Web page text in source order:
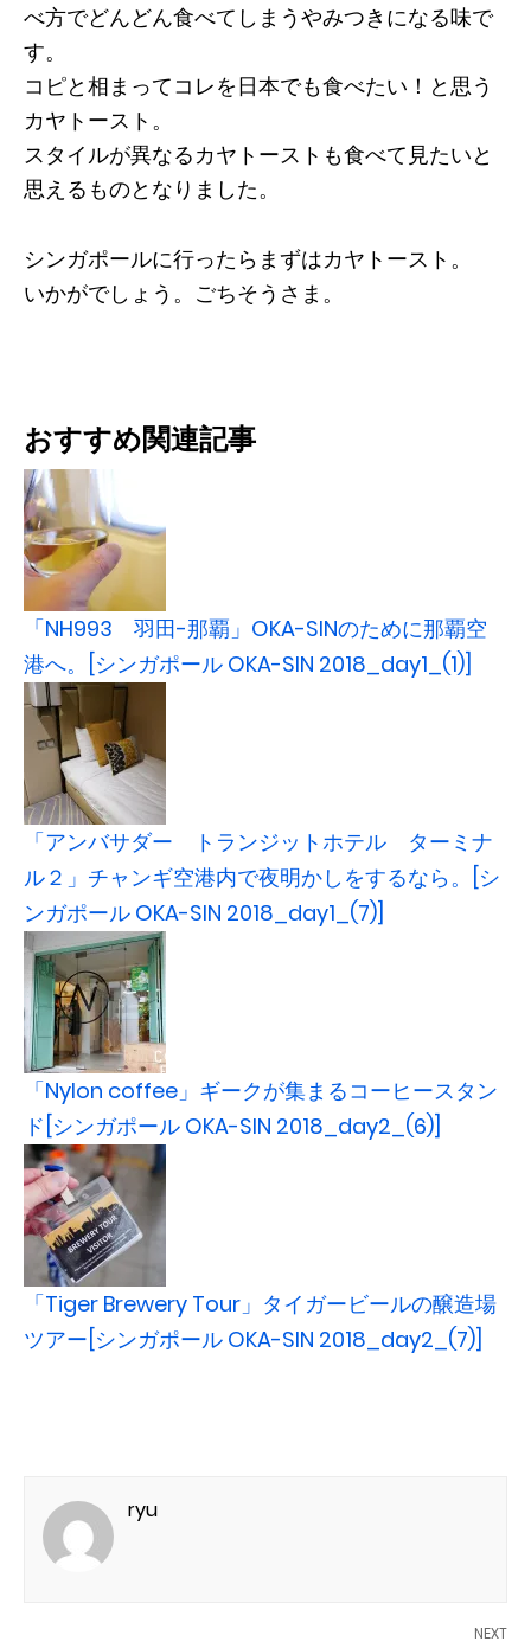
べ方でどんどん食べてしまうやみつきになる味で
す。
コピと相まってコレを日本でも食べたい！と思う
カヤトースト。
スタイルが異なるカヤトーストも食べて見たいと
思えるものとなりました。
シンガポールに行ったらまずはカヤトースト。
いかがでしょう。ごちそうさま。
おすすめ関連記事
「NH993 羽田-那覇」OKA-SINのために那覇空
港へ。[シンガポール OKA-SIN 2018_day1_(1)]
「アンバサダー トランジットホテル ターミナ
ル２」チャンギ空港内で夜明かしをするなら。[シ
ンガポール OKA-SIN 2018_day1_(7)]
「Nylon coffee」ギークが集まるコーヒースタン
ド[シンガポール OKA-SIN 2018_day2_(6)]
「Tiger Brewery Tour」タイガービールの醸造場
ツアー[シンガポール OKA-SIN 2018_day2_(7)]
ryu
NEXT